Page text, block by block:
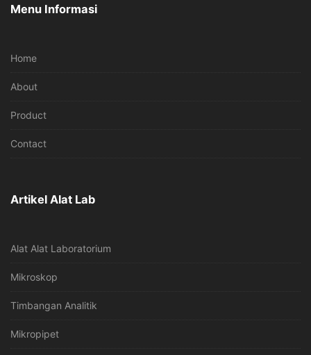
Menu Informasi
Home
About
Product
Contact
Artikel Alat Lab
Alat Alat Laboratorium
Mikroskop
Timbangan Analitik
Mikropipet